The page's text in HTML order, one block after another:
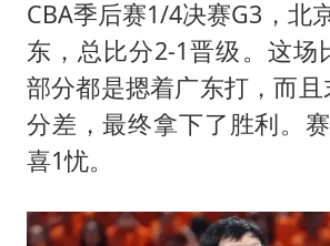
CBA季后赛1/4决赛G3，北
东，总比分2-1晋级。这场
部分都是摁着广东打，而
分差，最终拿下了胜利。
喜1忧。